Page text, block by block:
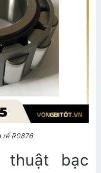
rế R0876
thuật bạc